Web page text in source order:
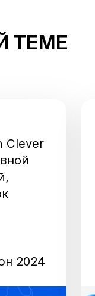
ТЕМЕ
Clever
2024